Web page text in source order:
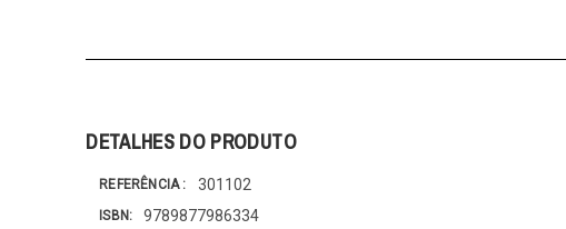
DETALHES DO PRODUTO
REFERÊNCIA 301102
ISBN 9789877986334